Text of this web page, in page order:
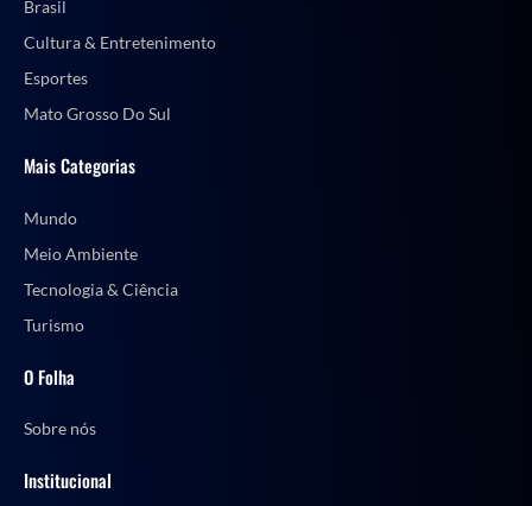
Brasil
Cultura & Entretenimento
Esportes
Mato Grosso Do Sul
Mais Categorias
Mundo
Meio Ambiente
Tecnologia & Ciência
Turismo
O Folha
Sobre nós
Institucional